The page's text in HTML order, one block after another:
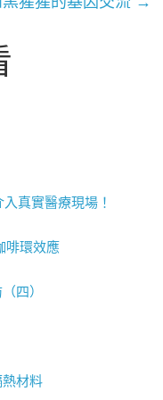
真實醫療現場！
啡環效應
四）
材料